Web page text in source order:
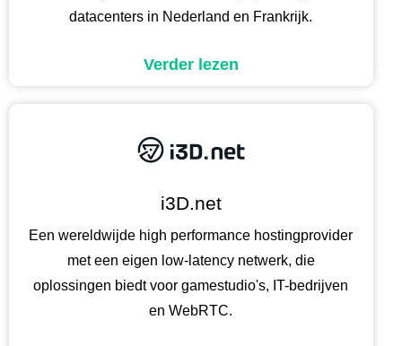
datacenters in Nederland en Frankrijk.
Verder lezen
i3D.net
Een wereldwijde high performance hostingprovider
met een eigen low-latency netwerk, die
oplossingen biedt voor gamestudio's, IT-bedrijven
en WebRTC.